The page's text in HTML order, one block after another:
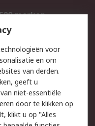
merken
veiligheid
voor
en om
van derden.
geeft u
niet-essentiële
door te klikken op
klikt u op "Alles